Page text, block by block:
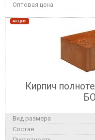
АКЦИЯ
Кирпич